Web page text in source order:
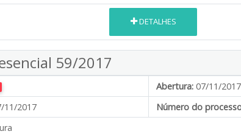
DETALHES
59/2017
Abertura: 07/11/
11/2017
Número do